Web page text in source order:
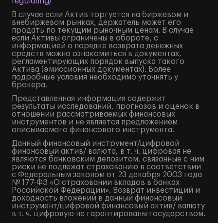
В случае если Актив торгуется на биржевом и
внебиржевом рынках, держатель может его
продать по текущим рыночным ценам. В случае
если Активы ограничены в обороте, с
информацией о порядке возврата денежных
средств можно ознакомиться в документах,
регламентирующих порядок выпуска такого
Актива (эмиссионных документах). Более
подробные условия необходимо уточнять у
брокера.
Представленная информация содержит
результаты исследований, прогнозов и оценок в
отношении рассматриваемых финансовых
инструментов и не является предложением
описываемого финансового инструмента.
Данный финансовый инструмент/цифровой
финансовый актив/ валюта, в т. ч. цифровая не
являются банковским депозитом, связанные с ним
риски не подлежат страхованию в соответствии
с Федеральным законом от 23 декабря 2003 года
№ 177-ФЗ «О страховании вкладов в банках
Российской Федерации». Возврат инвестиций и
доходность вложений в данный финансовый
инструмент/цифровой финансовый актив/ валюту
в т. ч. цифровую не гарантированы государством.